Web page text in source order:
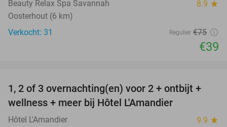
Beauty Relax Spa Savannah 8.9 star
Oosterhout (6 km)
Verkocht: 31
Regulier €75
€39
32%
TODAY
1, 2 of 3 overnachting(en) voor 2 + ontbijt +
wellness + meer bij Hôtel L'Amandier
Hôtel L'Amandier 9.9 star